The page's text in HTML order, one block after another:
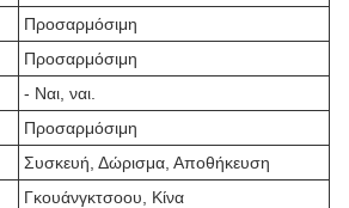
Προσαρμόσιμη
Προσαρμόσιμη
- Ναι, ναι.
Προσαρμόσιμη
Συσκευή, Δώρισμα, Αποθήκευση
Γκουάνγκτσοου, Κίνα